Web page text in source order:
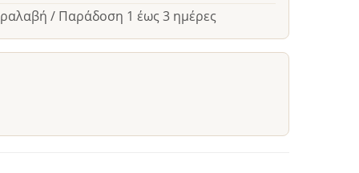
/ Παράδοση 1 έως 3 ημέρες